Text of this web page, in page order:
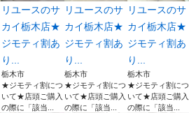
リユースのサ
カイ栃木店★
ジモティ割あ
り...
栃木市
★ジモティ割につ
いて★店頭ご購入
の際に「該当...
リユースのサ
カイ栃木店★
ジモティ割あ
り...
栃木市
★ジモティ割につ
いて★店頭ご購入
の際に「該当...
リユースのサ
カイ栃木店★
ジモティ割あ
り...
栃木市
★ジモティ割につ
いて★店頭ご購入
の際に「該当...